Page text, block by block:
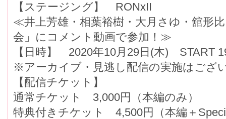
【ステージング】 RONxII
≪井上芳雄・相葉裕樹・大月さゆ・舘形
会」にコメント動画で参加！≫
【日時】 2020年10月29日(木) START
※アーカイブ・見逃し配信の実施はござ
【配信チケット】
通常チケット 3,000円（本編のみ）
特典付きチケット 4,500円（本編＋